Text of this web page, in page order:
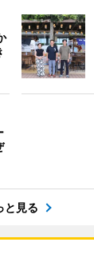
と見る